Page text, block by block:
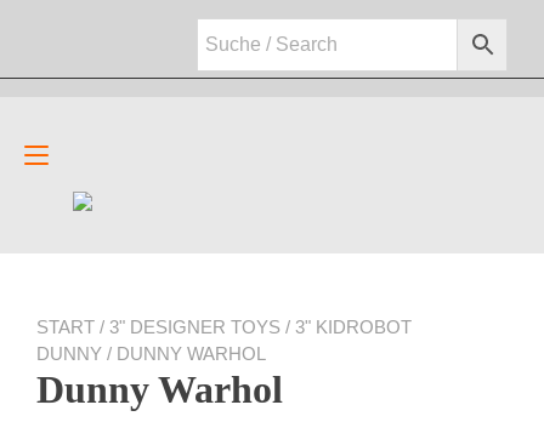
Navigation
umschalten
START / 3" DESIGNER TOYS / 3" KIDROBOT
DUNNY / DUNNY WARHOL
Dunny Warhol